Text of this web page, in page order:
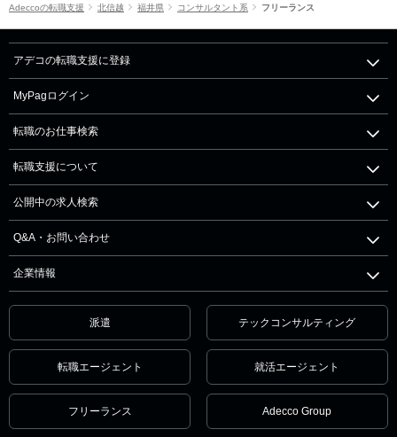
Adeccoの転職支援 北信越 福井県 コンサルタント系 フリーランス
アデコの転職支援に登録
MyPagログイン
転職のお仕事検索
転職支援について
公開中の求人検索
Q&A・お問い合わせ
企業情報
派遣 テックコンサルティング
転職エージェント 就活エージェント
フリーランス Adecco Group